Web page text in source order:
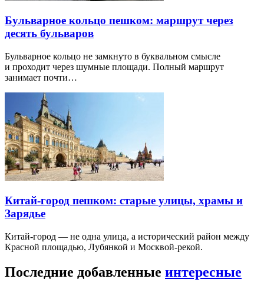
Бульварное кольцо пешком: маршрут через
десять бульваров
Бульварное кольцо не замкнуто в буквальном смысле
и проходит через шумные площади. Полный маршрут
занимает почти…
Китай-город пешком: старые улицы, храмы и
Зарядье
Китай-город — не одна улица, а исторический район между
Красной площадью, Лубянкой и Москвой-рекой.
Последние добавленные интересные